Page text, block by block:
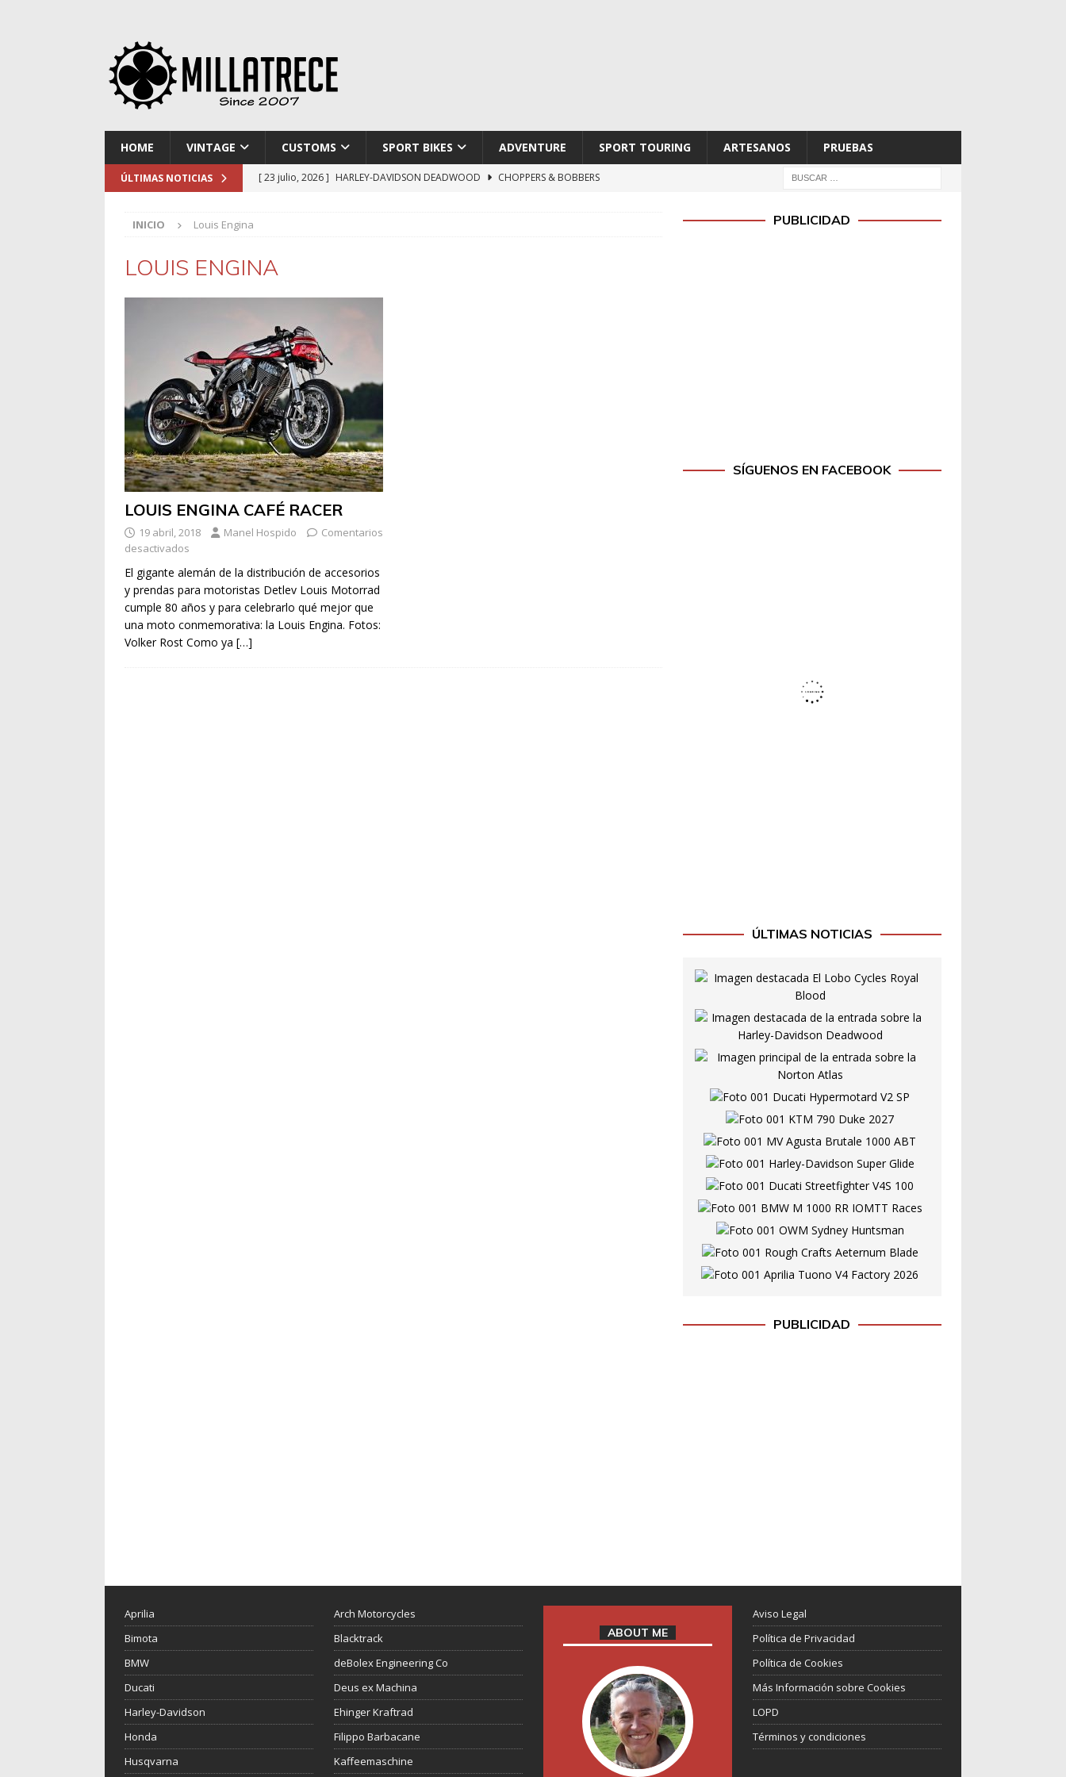
HOME VINTAGE CUSTOMS SPORT BIKES ADVENTURE SPORT TOURING ARTESANOS PRUEBAS
ÚLTIMAS NOTICIAS [ 23 julio, 2026 ] HARLEY-DAVIDSON DEADWOOD
CHOPPERS & BOBBERS
[ 2 julio, 2026 ]
INICIO Louis Engina
LOUIS ENGINA
LOUIS ENGINA CAFÉ RACER
19 abril, 2018 Manel Hospido
Comentarios
desactivados
El gigante alemán de la distribución de accesorios
y prendas para motoristas Detlev Louis Motorrad
cumple 80 años y para celebrarlo qué mejor que
una moto conmemorativa: la Louis Engina. Fotos:
Volker Rost Como ya […]
PUBLICIDAD
SÍGUENOS EN FACEBOOK
ÚLTIMAS NOTICIAS
PUBLICIDAD
Aprilia
Bimota
BMW
Ducati
Harley-Davidson
Honda
Husqvarna
Arch Motorcycles
Blacktrack
deBolex Engineering Co
Deus ex Machina
Ehinger Kraftrad
Filippo Barbacane
Kaffeemaschine
ABOUT ME
Aviso Legal
Política de Privacidad
Política de Cookies
Más Información sobre Cookies
LOPD
Términos y condiciones